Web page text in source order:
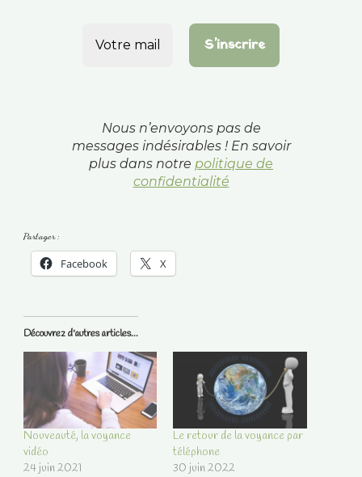
Nous n’envoyons pas de
messages indésirables ! En savoir
plus dans notre politique de
confidentialité
Partager :
Facebook X
Découvrez d'autres articles...
Nouveauté, la voyance
vidéo
24 juin 2021
Le retour de la voyance par
téléphone
30 juin 2022